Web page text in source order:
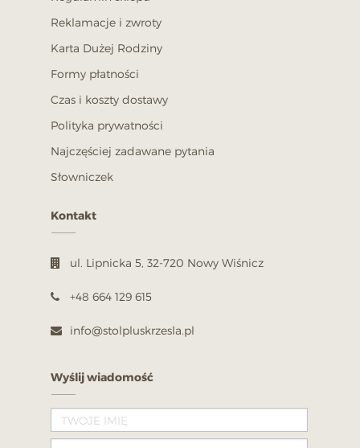
Reklamacje i zwroty
Karta Dużej Rodziny
Formy płatności
Czas i koszty dostawy
Polityka prywatności
Najczęściej zadawane pytania
Słowniczek
Kontakt
ul. Lipnicka 5, 32-720 Nowy Wiśnicz
+48 664 129 615
info@stolpluskrzesla.pl
Wyślij wiadomość